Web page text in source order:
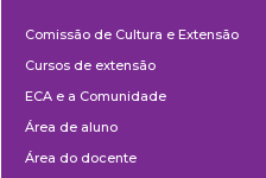
e
Extensão
Comissão de Cultura e Extensão
Cursos de extensão
ECA e a Comunidade
Área de aluno
Área do docente